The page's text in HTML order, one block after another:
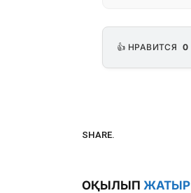
👍 НРАВИТСЯ 0
SHARE.
ОҚЫЛЫП ЖАТЫР